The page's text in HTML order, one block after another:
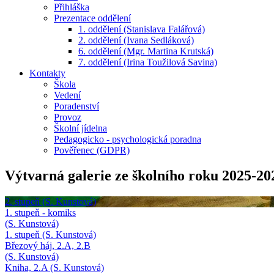
Přihláška
Prezentace oddělení
1. oddělení (Stanislava Falářová)
2. oddělení (Ivana Sedláková)
6. oddělení (Mgr. Martina Krutská)
7. oddělení (Irina Toužilová Savina)
Kontakty
Škola
Vedení
Poradenství
Provoz
Školní jídelna
Pedagogicko - psychologická poradna
Pověřenec (GDPR)
Výtvarná galerie ze školního roku 2025-
2. stupeň (S. Kunstová)
1. stupeň - komiks
(S. Kunstová)
1. stupeň (S. Kunstová)
Březový háj, 2.A, 2.B
(S. Kunstová)
Kniha, 2.A (S. Kunstová)